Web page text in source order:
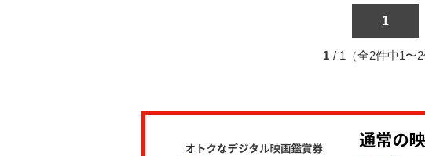
1
1 / 1（全2件中1〜2